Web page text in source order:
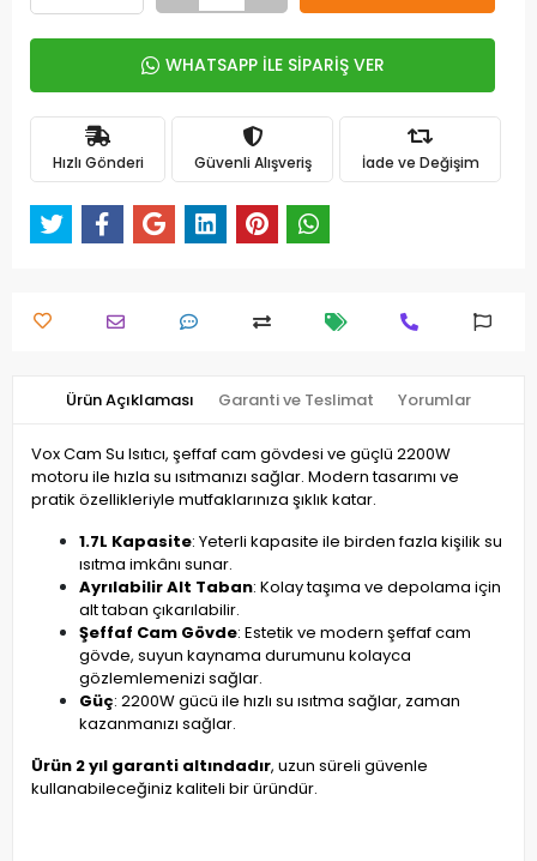
WHATSAPP İLE SİPARİŞ VER
Hızlı Gönderi Güvenli Alışveriş İade ve Değişim
Ürün Açıklaması Garanti ve Teslimat Yorumlar
Vox Cam Su Isıtıcı, şeffaf cam gövdesi ve güçlü 2200W
motoru ile hızla su ısıtmanızı sağlar. Modern tasarımı ve
pratik özellikleriyle mutfaklarınıza şıklık katar.
1.7L Kapasite: Yeterli kapasite ile birden fazla kişilik su
ısıtma imkânı sunar.
Ayrılabilir Alt Taban: Kolay taşıma ve depolama için
alt taban çıkarılabilir.
Şeffaf Cam Gövde: Estetik ve modern şeffaf cam
gövde, suyun kaynama durumunu kolayca
gözlemlemenizi sağlar.
Güç: 2200W gücü ile hızlı su ısıtma sağlar, zaman
kazanmanızı sağlar.
Ürün 2 yıl garanti altındadır, uzun süreli güvenle
kullanabileceğiniz kaliteli bir üründür.